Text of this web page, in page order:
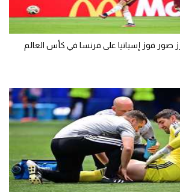
صور فوز إسبانيا على فرنسا في كأس العالم